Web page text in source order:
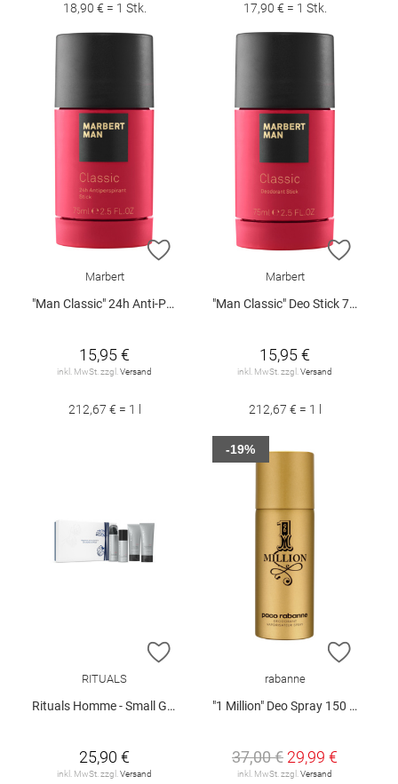
18,90 € = 1 Stk. 17,90 € = 1 Stk.
ZUR WUNSCHLISTE HINZUFÜGEN
Marbert
"Man Classic" 24h Anti-Pers. Stick 75 ml
15,95 €
inkl. MwSt. zzgl.Versand
212,67 € = 1 l
ZUR
Marbert
"Man Classic" Deo Stick 75 ml
15,95 €
inkl. MwSt. zzgl.Versand
212,67 € = 1 l
ZUR WUNSCHLISTE HINZUFÜGEN
RITUALS
Rituals Homme - Small Gift Set 2025
25,90 €
inkl. MwSt. zzgl.Versand
ZUR
rabanne
"1 Million" Deo Spray 150 ml
37,00 € 29,99 €
inkl. MwSt. zzgl.Versand
-19%